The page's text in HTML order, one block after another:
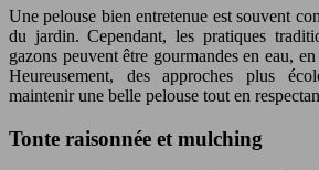
Une pelouse bien entretenue est souvent
du jardin. Cependant, les pratiques
gazons peuvent être gourmandes en eau,
Heureusement, des approches plus
maintenir une belle pelouse tout en
Tonte raisonnée et mulching